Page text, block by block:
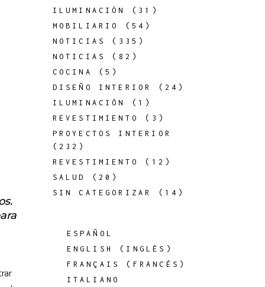
ILUMINACIÓN
(31)
MOBILIARIO
(54)
NOTICIAS
(335)
NOTICIAS
(82)
COCINA
(5)
DISEÑO INTERIOR
(24)
ILUMINACIÓN
(1)
REVESTIMIENTO
(3)
PROYECTOS INTERIOR
(232)
REVESTIMIENTO
(12)
SALUD
(20)
SIN CATEGORIZAR
(14)
ESPAÑOL
ENGLISH
( INGLÉS )
FRANÇAIS
( FRANCÉS )
ITALIANO